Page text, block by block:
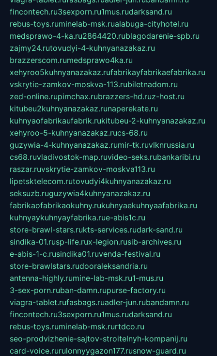
fincontech.ru3sexporn.ru1mus.rudarksand.ru
rebus-toys.ruminelab-msk.rualabuga-cityhotel.ru
medsprawo-4-ka.ru2864420.rublagodarenie-spb.ru
zajmy24.rutovudyi-4-kuhnyanazakaz.ru
brazzerscom.rumedsprawo4ka.ru
xehyroo5kuhnyanazakaz.rufabrikayfabrikaefabrika.ru
vskrytie-zamkov-moskva-113.rubiletnadom.ru
zed-online.rupimchax.rubrazzers-hd.ruz-host.ru
kitubeu2kuhnyanazakaz.runaperekate.ru
kuhnyaofabrikaufabrik.rukitubeu-2-kuhnyanazakaz.ru
xehyroo-5-kuhnyanazakaz.rucs-68.ru
guzywia-4-kuhnyanazakaz.rumir-tk.ruvlknrussia.ru
cs68.ruvladivostok-map.ruvideo-seks.rubankaribi.ru
raszar.ruvskrytie-zamkov-moskva113.ru
lipetsktelecom.rutovudyi4kuhnyanazakaz.ru
seksuzb.ruguzywia4kuhnyanazakaz.ru
fabrikaofabrikaokuhny.rukuhnyaekuhnyaafabrika.ru
kuhnyaykuhnyayfabrika.rue-abis1c.ru
store-brawl-stars.rukts-services.rudark-sand.ru
sindika-01.rusp-life.rux-legion.rusib-archives.ru
e-abis-1-c.rusindika01.ruvenda-festival.ru
store-brawlstars.rudooraleksandria.ru
antenna-highly.rumine-lab-msk.ru1-mus.ru
3-sex-porn.ruban-damn.rupurse-factory.ru
viagra-tablet.rufasbags.ruadler-jun.rubandamn.ru
fincontech.ru3sexporn.ru1mus.rudarksand.ru
rebus-toys.ruminelab-msk.rurtdco.ru
seo-prodvizhenie-sajtov-stroitelnyh-kompanij.ru
card-voice.rurulonnyygazon177.rusnow-guard.ru